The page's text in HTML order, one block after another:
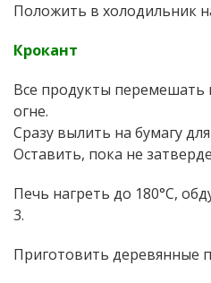
Положить в холодильник
Крокант
Все продукты перемешать
огне.
Сразу вылить на бумагу
Оставить, пока не
Печь нагреть до 180°С,
3.
Приготовить деревянные